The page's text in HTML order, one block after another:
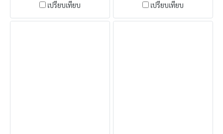
เปรียบเทียบ เปรียบเทียบ